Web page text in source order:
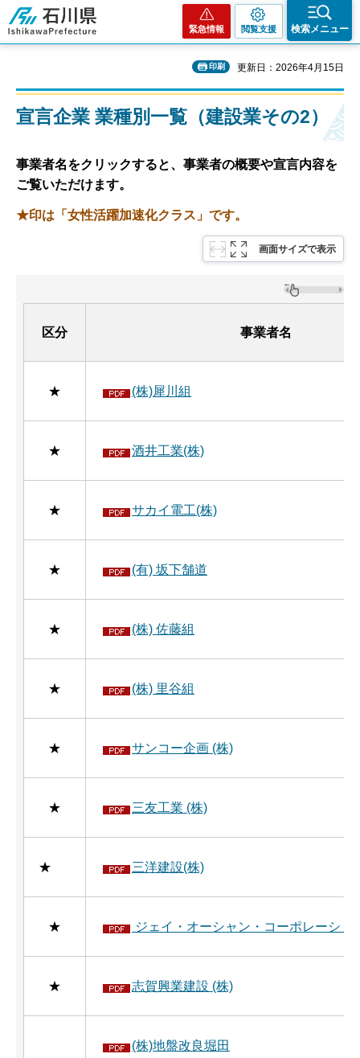
石川県
緊急情報 閲覧支援 検索メニュー
印刷 更新日：2026年4月15日
宣言企業 業種別一覧（建設業その2）
事業者名をクリックすると、事業者の概要や宣言内容を
ご覧いただけます。
★印は「女性活躍加速化クラス」です。
画面サイズで表示
区分 事業者名
★ (株)犀川組
★ 酒井工業(株)
★ サカイ電工(株)
★ (有) 坂下舗道
★ (株) 佐藤組
★ (株) 里谷組
★ サンコー企画 (株)
★ 三友工業 (株)
★ 三洋建設(株)
★ ジェイ・オーシャン・コーポレーショ
★ 志賀興業建設 (株)
(株)地盤改良堀田